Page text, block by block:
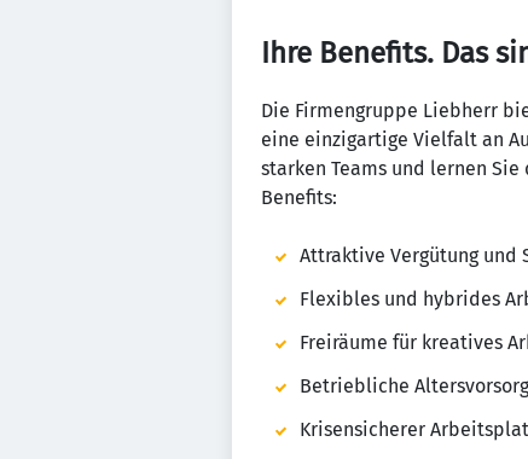
Ihre Benefits. Das
Die Firmengruppe Liebherr
eine einzigartige Vielfalt an
starken Teams und lernen
Benefits:
Attraktive Vergütung und
Flexibles und hybrides
Freiräume für kreatives
Betriebliche
Krisensicherer